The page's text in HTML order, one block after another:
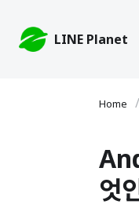
LINE Planet
엇